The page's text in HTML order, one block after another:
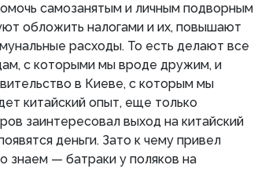
самозанятым и личным подворным
обложить налогами и их, повышают
расходы. То есть делают все
с которыми мы вроде дружим, и
в Киеве, с которым мы
китайский опыт, еще только
заинтересовал выход на китайский
деньги. Зато к чему привел
знаем — батраки у поляков на